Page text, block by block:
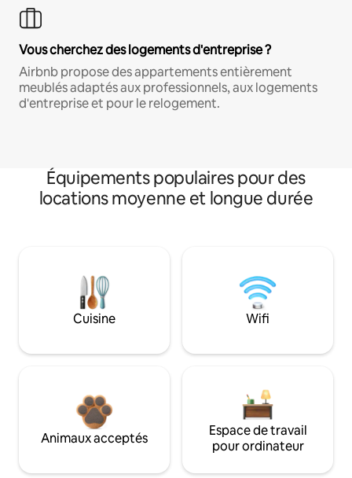
Vous cherchez des logements d'entreprise ?
Airbnb propose des appartements entièrement
meublés adaptés aux professionnels, aux logements
d'entreprise et pour le relogement.
Équipements populaires pour des
locations moyenne et longue durée
Cuisine Wifi
Animaux acceptés
Espace de travail
pour ordinateur